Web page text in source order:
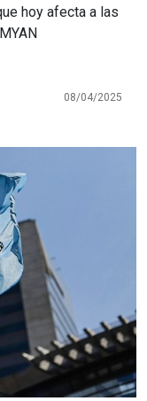
hoy afecta a las
08/04/2025